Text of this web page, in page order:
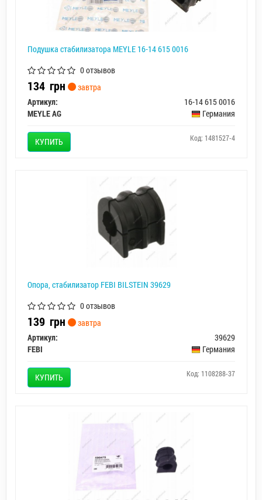
Подушка стабилизатора MEYLE 16-14 615 0016
0 отзывов
134 грн
завтра
Артикул:
16-14 615 0016
MEYLE AG
Германия
КУПИТЬ Код: 1481527-4
Опора, стабилизатор FEBI BILSTEIN 39629
0 отзывов
139 грн
завтра
Артикул:
39629
FEBI
Германия
КУПИТЬ Код: 1108288-37